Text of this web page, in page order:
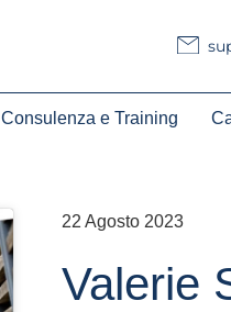
Consulenza e Training
22 Agosto 2023
Valerie